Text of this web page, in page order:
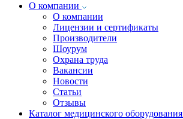
О компании
О компании
Лицензии и сертификаты
Производители
Шоурум
Охрана труда
Вакансии
Новости
Статьи
Отзывы
Каталог медицинского оборудования